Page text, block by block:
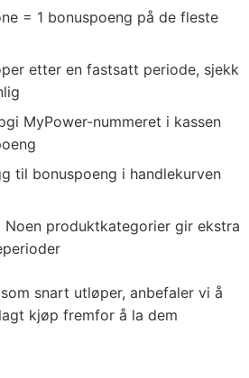
= 1 bonuspoeng på de fleste
etter en fastsatt periode, sjekk
MyPower-nummeret i kassen
til bonuspoeng i handlekurven
Noen produktkategorier gir ekstra
snart utløper, anbefaler vi å
kjøp fremfor å la dem